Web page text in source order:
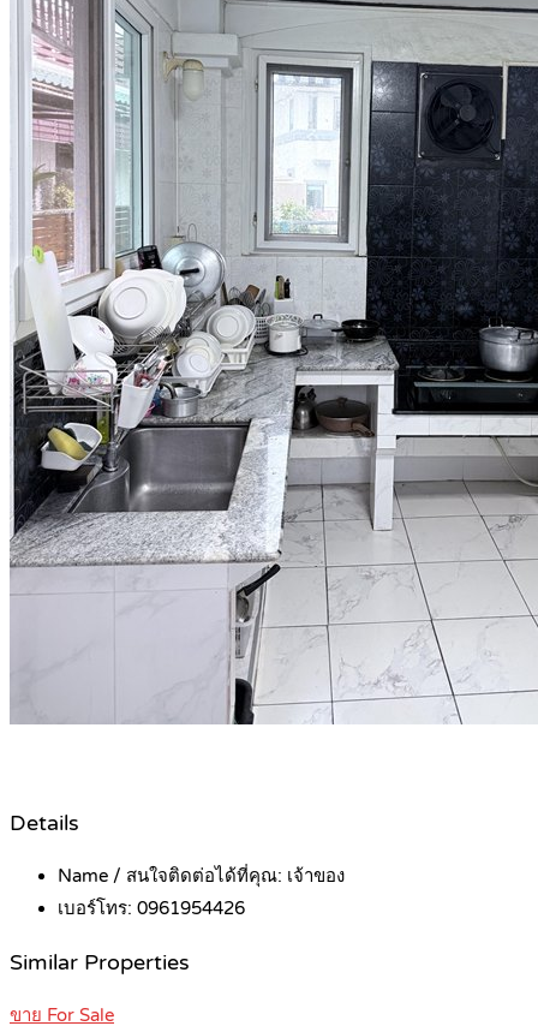
Details
Name / สนใจติดต่อได้ที่คุณ: เจ้าของ
เบอร์โทร: 0961954426
Similar Properties
ขาย For Sale